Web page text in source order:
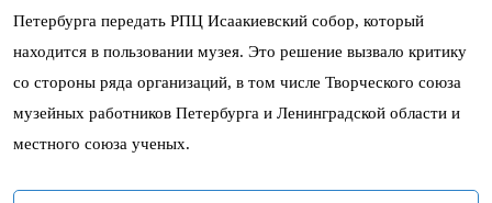
Петербурга передать РПЦ Исаакиевский собор, который
находится в пользовании музея. Это решение вызвало критику
со стороны ряда организаций, в том числе Творческого союза
музейных работников Петербурга и Ленинградской области и
местного союза ученых.